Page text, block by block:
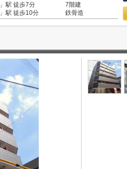
」駅 徒歩7分
」駅 徒歩10分
7階建
鉄骨造